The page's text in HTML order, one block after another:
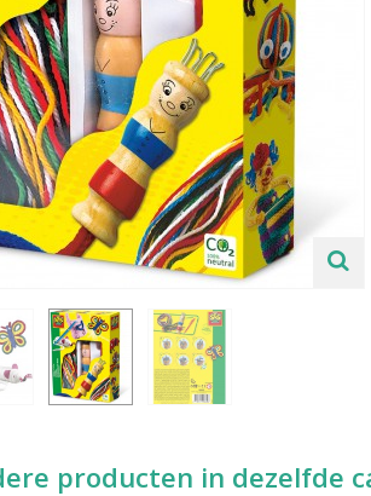
producten in dezelfde